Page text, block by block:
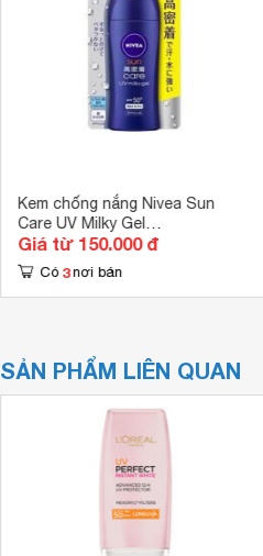
Kem chống nắng Nivea Sun
Care UV Milky Gel
SPF50+/PA++++
Giá từ 150.000 đ
Có 3 nơi bán
SẢN PHẨM LIÊN QUAN